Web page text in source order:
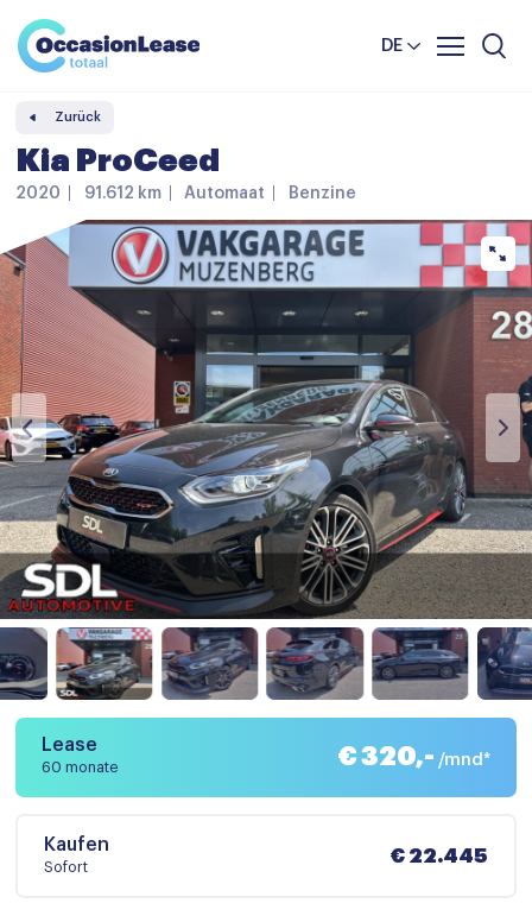
DE
Unternehmer
Nachrichten und tipps
Häufig gestellte Fragen
Komparator
Zurück
Kia ProCeed
2020 91.612 km Automaat Benzine
Lease
60 monate € 320,- /mnd*
Kaufen
Sofort
€ 22.445